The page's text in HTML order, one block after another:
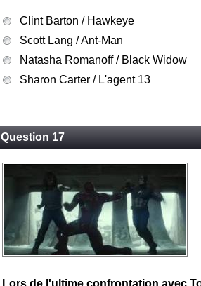
Clint Barton / Hawkeye
Scott Lang / Ant-Man
Natasha Romanoff / Black Widow
Sharon Carter / L'agent 13
Question 17
Lors de l'ultime confrontation avec